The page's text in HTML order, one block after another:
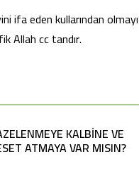
ifa eden kullarından olmayı
Allah cc tandır.
KALBİNE VE
ATMAYA VAR MISIN?